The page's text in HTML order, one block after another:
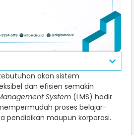
akan sistem
dan efisien semakin
System (LMS) hadir
proses belajar-
pendidikan maupun korporasi.